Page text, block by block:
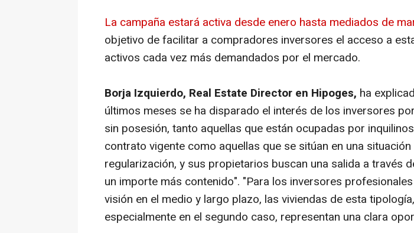
La campaña estará activa desde enero hasta mediados de
objetivo de facilitar a compradores inversores el acceso a
activos cada vez más demandados por el mercado.
Borja Izquierdo, Real Estate Director en Hipoges, ha
últimos meses se ha disparado el interés de los inversores
sin posesión, tanto aquellas que están ocupadas por
contrato vigente como aquellas que se sitúan en una
regularización, y sus propietarios buscan una salida a través
un importe más contenido". "Para los inversores
visión en el medio y largo plazo, las viviendas de esta tipología,
especialmente en el segundo caso, representan una clara